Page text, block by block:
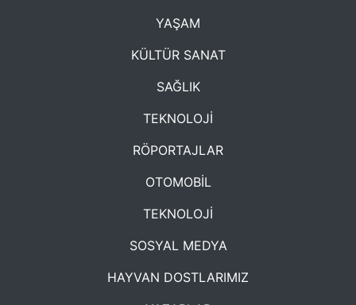
YAŞAM
KÜLTÜR SANAT
SAĞLIK
TEKNOLOJİ
RÖPORTAJLAR
OTOMOBİL
TEKNOLOJİ
SOSYAL MEDYA
HAYVAN DOSTLARIMIZ